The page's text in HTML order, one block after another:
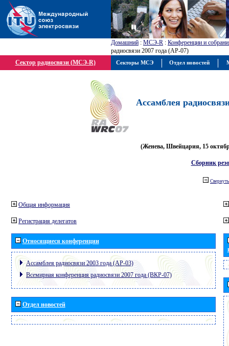
Домашний : МСЭ-R : Конференции и
радиосвязи 2007 года (АР-07)
Сектор радиосвязи (МСЭ-R)
Ассамблея
(Женева, Швейцария, 15
Сборник
Свернуть
Общая информация
Регистрация делегатов
Относящиеся конференции
Ассамблея радиосвязи 2003 года (АР-03)
Всемирная конференция радиосвязи 2007 года (ВКР-07)
Отдел новостей
Секторы МСЭ Отдел новостей